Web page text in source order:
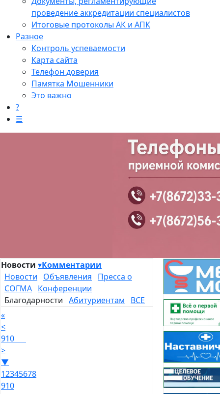
проведение аккредитации специалистов
Итоговые протоколы АК и АПК
Разное
Контроль успеваемости
Карта сайта
Телефон доверия
Памятка Мошенники
Это важно
?
☰
Новости ▾Комментарии
Новости
Объявления
Пресса о
СОГМА Конференции
Благодарности Абитуриентам
ВСЕ
«
<
910
>
▼
12345678
910